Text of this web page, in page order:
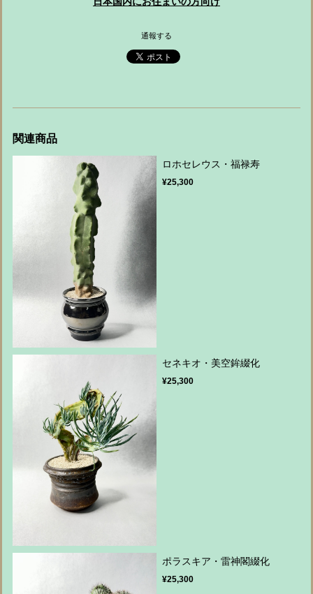
通報する
関連商品
ロホセレウス・福禄寿
¥25,300
セネキオ・美空鉾綴化
¥25,300
ポラスキア・雷神閣綴化
¥25,300